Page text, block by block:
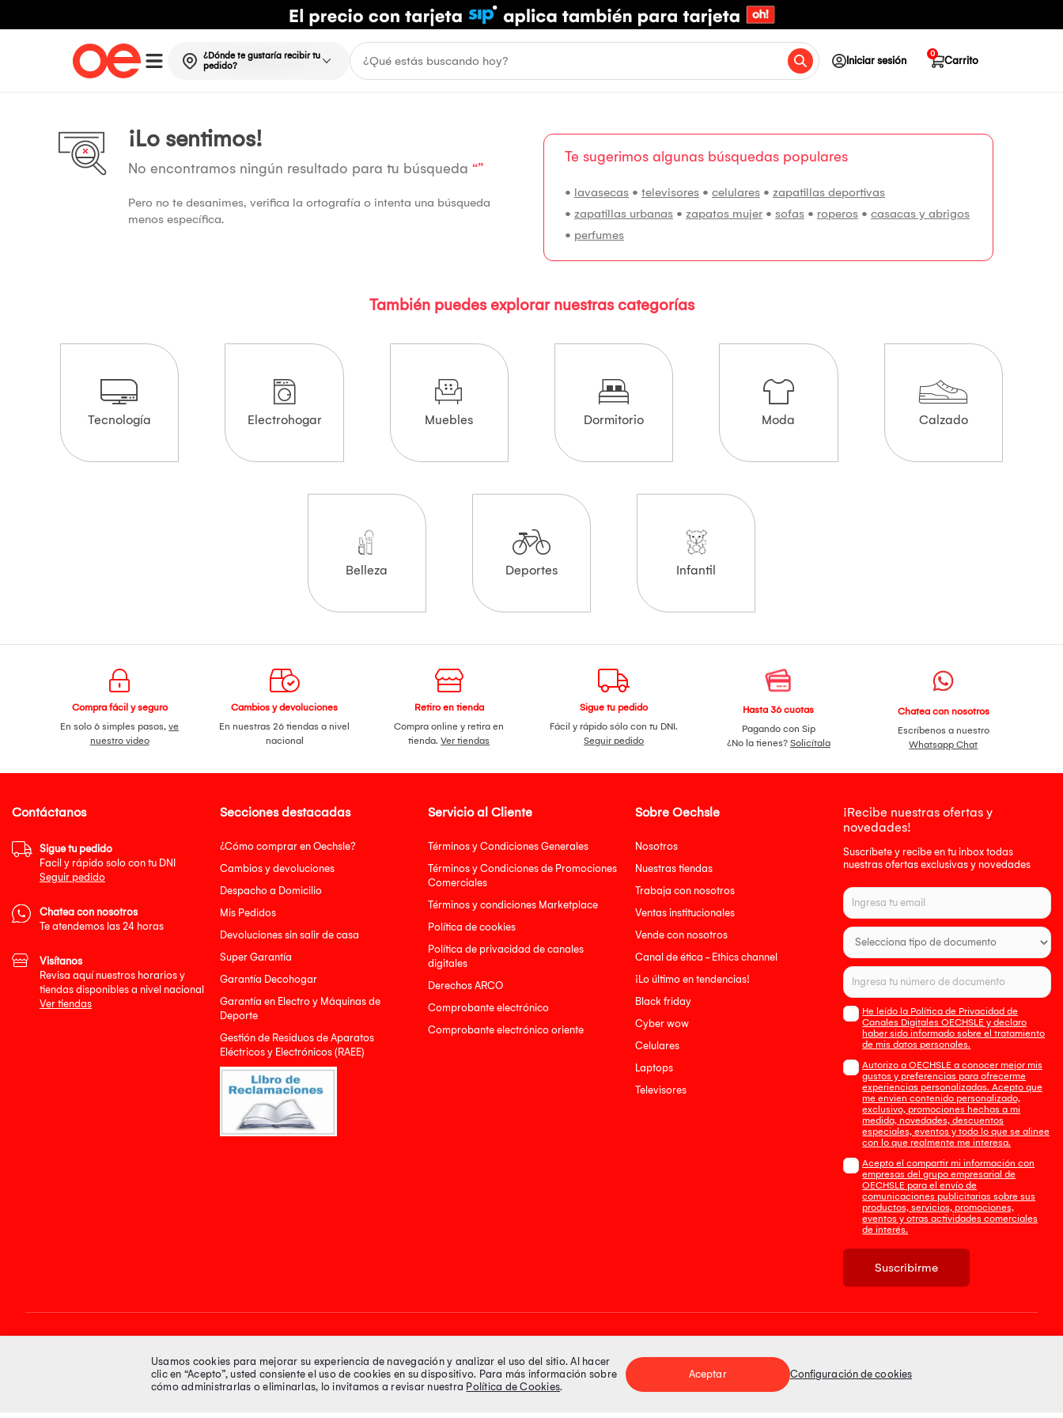
¿Dónde te gustaría recibir tu
pedido?
Iniciar sesión Carrito
0
¡Lo sentimos!
No encontramos ningún resultado para tu búsqueda “”
Pero no te desanimes, verifica la ortografía o intenta una búsqueda
menos específica.
Te sugerimos algunas búsquedas populares
• lavasecas • televisores • celulares • zapatillas deportivas
• zapatillas urbanas • zapatos mujer • sofas • roperos • casacas y abrigos
• perfumes
También puedes explorar nuestras categorías
Tecnología Electrohogar Muebles Dormitorio Moda Calzado
Belleza Deportes Infantil
Compra fácil y seguro
En solo 6 simples pasos,ve
nuestro video
Cambios y devoluciones
En nuestras 26 tiendas a nivel
nacional
Retiro en tienda
Compra online y retira en
tienda.Ver tiendas
Sigue tu pedido
Fácil y rápido sólo con tu DNI.
Seguir pedido
Hasta 36 cuotas
Pagando con Sip
¿No la tienes? Solicítala
Chatea con nosotros
Escríbenos a nuestro
Whatsapp Chat
Secciones destacadas
¿Cómo comprar en Oechsle?
Cambios y devoluciones
Despacho a Domicilio
Mis Pedidos
Devoluciones sin salir de casa
Super Garantía
Garantía Decohogar
Garantía en Electro y Máquinas de
Deporte
Gestión de Residuos de Aparatos
Eléctricos y Electrónicos (RAEE)
Servicio al Cliente
Términos y Condiciones Generales
Términos y Condiciones de Promociones
Comerciales
Términos y condiciones Marketplace
Política de cookies
Política de privacidad de canales
digitales
Derechos ARCO
Comprobante electrónico
Comprobante electrónico oriente
Sobre Oechsle
Nosotros
Nuestras tiendas
Trabaja con nosotros
Ventas institucionales
Vende con nosotros
Canal de ética - Ethics channel
¡Lo último en tendencias!
Black friday
Cyber wow
Celulares
Laptops
Televisores
¡Recibe nuestras ofertas y
novedades!
Suscríbete y recibe en tu inbox todas
nuestras ofertas exclusivas y novedades
He leído la Política de Privacidad de
Canales Digitales OECHSLE y declaro
haber sido informado sobre el tratamiento
de mis datos personales.
Autorizo a OECHSLE a conocer mejor mis
gustos y preferencias para ofrecerme
experiencias personalizadas. Acepto que
me envien contenido personalizado,
exclusivo, promociones hechas a mi
medida, novedades, descuentos
especiales, eventos y todo lo que se alinee
con lo que realmente me interesa.
Acepto el compartir mi información con
empresas del grupo empresarial de
OECHSLE para el envío de
comunicaciones publicitarias sobre sus
productos, servicios, promociones,
eventos y otras actividades comerciales
de interés.
Suscribirme
Contáctanos
Sigue tu pedido
Facil y rápido solo con tu DNI
Seguir pedido
Chatea con nosotros
Te atendemos las 24 horas
Visítanos
Revisa aquí nuestros horarios y
tiendas disponibles a nivel nacional
Ver tiendas
Síguenos en Medios de pago Tienda 100% Segura
Usamos cookies para mejorar su experiencia de navegación y analizar el uso del sitio. Al hacer
clic en “Acepto”, usted consiente el uso de cookies en su dispositivo. Para más información sobre
cómo administrarlas o eliminarlas, lo invitamos a revisar nuestra Política de Cookies.
Aceptar Configuración de cookies